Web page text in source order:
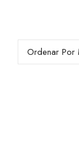
Ordenar Por